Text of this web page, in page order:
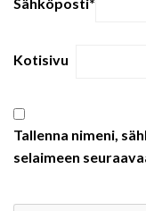
Kotisivu
Tallenna nimeni,
selaimeen